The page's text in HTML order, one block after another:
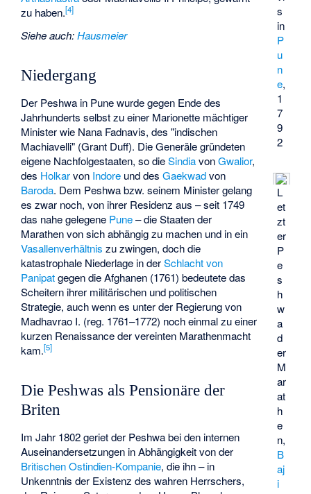
s
in
P
u
n
e,
1
7
9
2
zu haben.[4]
Siehe auch:Hausmeier
Niedergang
L
et
zt
er
P
e
s
h
w
a
d
er
M
ar
at
h
e
n,
B
aj
i
Der Peshwa in Pune wurde gegen Ende des
Jahrhunderts selbst zu einer Marionette mächtiger
Minister wie Nana Fadnavis, des "indischen
Machiavelli" (Grant Duff). Die Generäle gründeten
eigene Nachfolgestaaten, so dieSindiavonGwalior,
des Holkarvon Indore und desGaekwadvon
Baroda. Dem Peshwa bzw. seinem Minister gelang
es zwar noch, von ihrer Residenz aus – seit 1749
das nahe gelegene Pune– die Staaten der
Marathen von sich abhängig zu machen und in ein
Vasallenverhältnis zu zwingen, doch die
katastrophale Niederlage in derSchlacht von
Panipatgegen die Afghanen (1761) bedeutete das
Scheitern ihrer militärischen und politischen
Strategie, auch wenn es unter der Regierung von
Madhavrao I. (reg. 1761–1772) noch einmal zu einer
kurzen Renaissance der vereinten Marathenmacht
kam.[5]
Die Peshwas als Pensionäre der
Briten
Im Jahr 1802 geriet der Peshwa bei den internen
Auseinandersetzungen in Abhängigkeit von der
Britischen Ostindien-Kompanie, die ihn – in
Unkenntnis der Existenz des wahren Herrschers,